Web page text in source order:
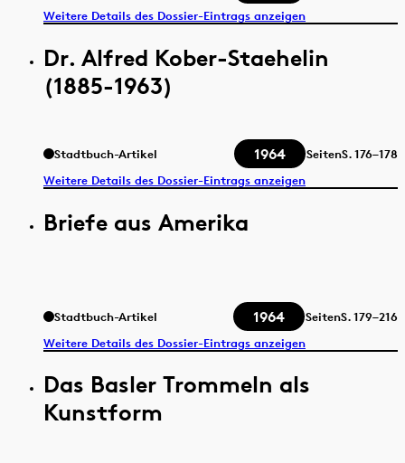
Weitere Details des Dossier-Eintrags anzeigen
Dr. Alfred Kober-Staehelin
(1885-1963)
Stadtbuch-Artikel 1964 SeitenS.176–178
Weitere Details des Dossier-Eintrags anzeigen
Briefe aus Amerika
Stadtbuch-Artikel 1964 SeitenS.179–216
Weitere Details des Dossier-Eintrags anzeigen
Das Basler Trommeln als
Kunstform